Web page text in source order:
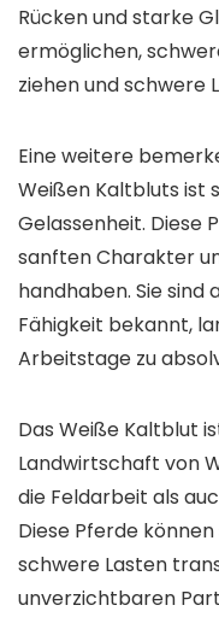
Rücken und starke
ermöglichen,
ziehen und schwere
Eine weitere
Weißen Kaltbluts ist
Gelassenheit. Diese
sanften Charakter
handhaben. Sie sind
Fähigkeit bekannt,
Arbeitstage zu
Das Weiße Kaltblut
Landwirtschaft von
die Feldarbeit als
Diese Pferde
schwere Lasten
unverzichtbaren